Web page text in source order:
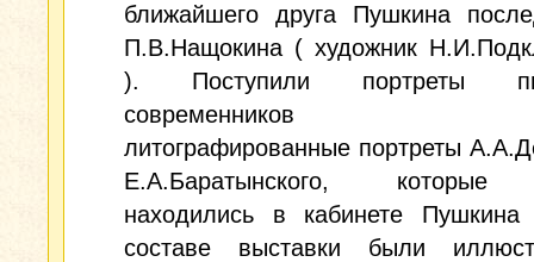
ближайшего друга Пушкина
П.В.Нащокина ( художник
). Поступили портреты
современников
литографированные портреты
Е.А.Баратынского, которые
находились в кабинете
составе выставки были